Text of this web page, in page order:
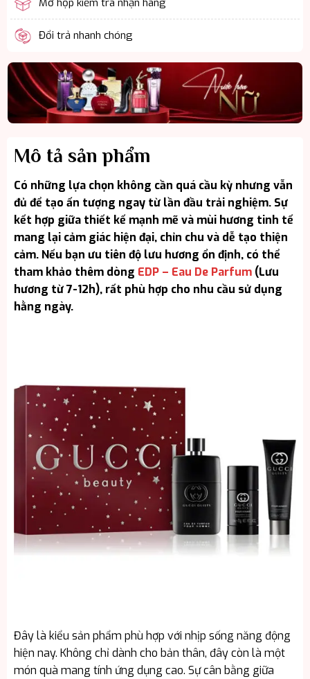
Mở hộp kiểm tra nhận hàng
Đổi trả nhanh chóng
Mô tả sản phẩm
Có những lựa chọn không cần quá cầu kỳ nhưng vẫn
đủ để tạo ấn tượng ngay từ lần đầu trải nghiệm. Sự
kết hợp giữa thiết kế mạnh mẽ và mùi hương tinh tế
mang lại cảm giác hiện đại, chỉn chu và dễ tạo thiện
cảm. Nếu bạn ưu tiên độ lưu hương ổn định, có thể
tham khảo thêm dòng EDP – Eau De Parfum(Lưu
hương từ 7-12h), rất phù hợp cho nhu cầu sử dụng
hằng ngày.
Đây là kiểu sản phẩm phù hợp với nhịp sống năng động
hiện nay. Không chỉ dành cho bản thân, đây còn là một
món quà mang tính ứng dụng cao. Sự cân bằng giữa